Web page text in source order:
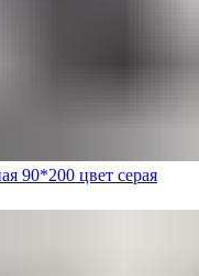
90*200 цвет серая